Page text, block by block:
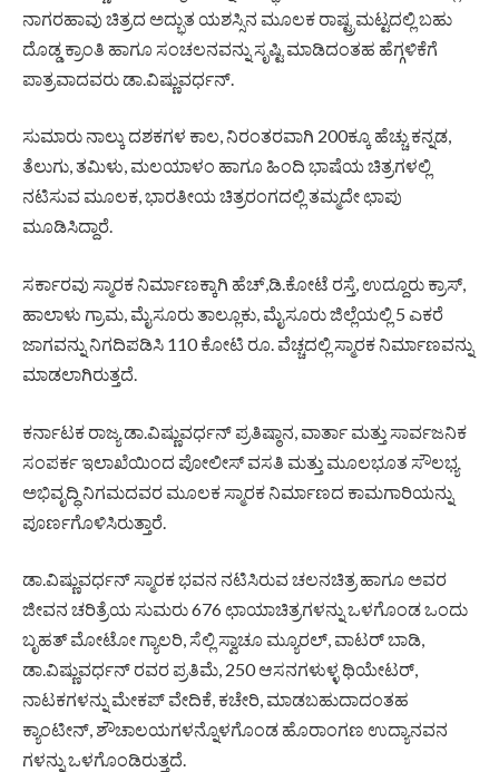
ನಾಗರಹಾವು ಚಿತ್ರದ ಅದ್ಭುತ ಯಶಸ್ಸಿನ ಮೂಲಕ ರಾಷ್ಟ್ರಮಟ್ಟದಲ್ಲಿ ಬಹು
ದೊಡ್ಡ ಕ್ರಾಂತಿ ಹಾಗೂ ಸಂಚಲನವನ್ನು ಸೃಷ್ಟಿ ಮಾಡಿದಂತಹ ಹೆಗ್ಗಳಿಕೆಗೆ
ಪಾತ್ರವಾದವರು ಡಾ.ವಿಷ್ಣುವರ್ಧನ್.
ಸುಮಾರು ನಾಲ್ಕು ದಶಕಗಳ ಕಾಲ, ನಿರಂತರವಾಗಿ 200ಕ್ಕೂ ಹೆಚ್ಚು ಕನ್ನಡ,
ತೆಲುಗು, ತಮಿಳು, ಮಲಯಾಳಂ ಹಾಗೂ ಹಿಂದಿ ಭಾಷೆಯ ಚಿತ್ರಗಳಲ್ಲಿ
ನಟಿಸುವ ಮೂಲಕ, ಭಾರತೀಯ ಚಿತ್ರರಂಗದಲ್ಲಿ ತಮ್ಮದೇ ಛಾಪು
ಮೂಡಿಸಿದ್ದಾರೆ.
ಸರ್ಕಾರವು ಸ್ಮಾರಕ ನಿರ್ಮಾಣಕ್ಕಾಗಿ ಹೆಚ್,ಡಿ.ಕೋಟೆ ರಸ್ತೆ, ಉದ್ದೂರು ಕ್ರಾಸ್,
ಹಾಲಾಳು ಗ್ರಾಮ, ಮೈಸೂರು ತಾಲ್ಲೂಕು, ಮೈಸೂರು ಜಿಲ್ಲೆಯಲ್ಲಿ 5 ಎಕರೆ
ಜಾಗವನ್ನು ನಿಗದಿಪಡಿಸಿ 110 ಕೋಟಿ ರೂ. ವೆಚ್ಚದಲ್ಲಿ ಸ್ಮಾರಕ ನಿರ್ಮಾಣವನ್ನು
ಮಾಡಲಾಗಿರುತ್ತದೆ.
ಕರ್ನಾಟಕ ರಾಜ್ಯ ಡಾ.ವಿಷ್ಣುವರ್ಧನ್ ಪ್ರತಿಷ್ಠಾನ, ವಾರ್ತಾ ಮತ್ತು ಸಾರ್ವಜನಿಕ
ಸಂಪರ್ಕ ಇಲಾಖೆಯಿಂದ ಪೋಲೀಸ್ ವಸತಿ ಮತ್ತು ಮೂಲಭೂತ ಸೌಲಭ್ಯ
ಅಭಿವೃದ್ಧಿ ನಿಗಮದವರ ಮೂಲಕ ಸ್ಮಾರಕ ನಿರ್ಮಾಣದ ಕಾಮಗಾರಿಯನ್ನು
ಪೂರ್ಣಗೊಳಿಸಿರುತ್ತಾರೆ.
ಡಾ.ವಿಷ್ಣುವರ್ಧನ್ ಸ್ಮಾರಕ ಭವನ ನಟಿಸಿರುವ ಚಲನಚಿತ್ರ ಹಾಗೂ ಅವರ
ಜೀವನ ಚರಿತ್ರೆಯ ಸುಮರು 676 ಛಾಯಾಚಿತ್ರಗಳನ್ನು ಒಳಗೊಂಡ ಒಂದು
ಬೃಹತ್ ಮೋಟೋ ಗ್ಯಾಲರಿ, ಸೆಲ್ಲಿ ಸ್ವಾಚೂ ಮ್ಯೂರಲ್, ವಾಟರ್ ಬಾಡಿ,
ಡಾ.ವಿಷ್ಣುವರ್ಧನ್ ರವರ ಪ್ರತಿಮೆ, 250 ಆಸನಗಳುಳ್ಳ ಥಿಯೇಟರ್‌,
ನಾಟಕಗಳನ್ನು ಮೇಕಪ್ ವೇದಿಕೆ, ಕಚೇರಿ, ಮಾಡಬಹುದಾದಂತಹ
ಕ್ಯಾಂಟೀನ್, ಶೌಚಾಲಯಗಳನ್ನೊಳಗೊಂಡ ಹೊರಾಂಗಣ ಉದ್ಯಾನವನ
ಗಳನ್ನು ಒಳಗೊಂಡಿರುತ್ತದೆ.